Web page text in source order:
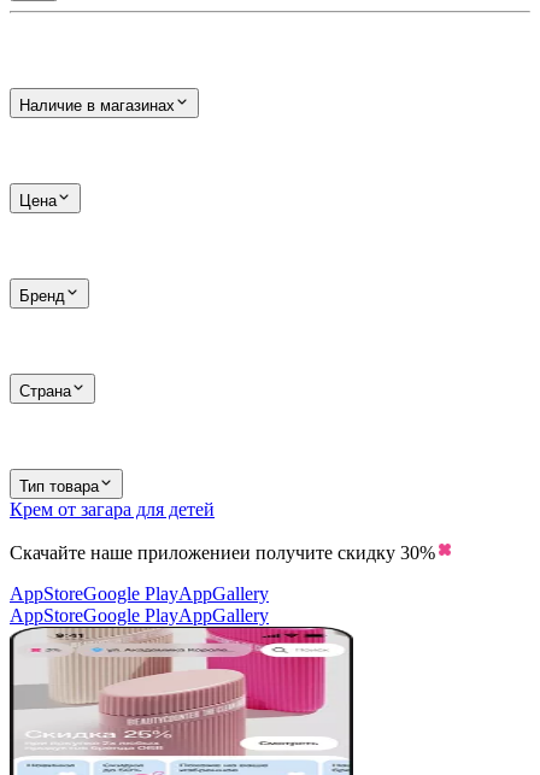
Наличие в магазинах
Цена
Бренд
Страна
Тип товара
Крем от загара для детей
Скачайте наше приложениеи получите скидку 30%
AppStoreGoogle PlayAppGallery
AppStoreGoogle PlayAppGallery